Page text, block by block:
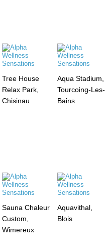
Tree House
Relax Park,
Chisinau
Aqua Stadium,
Tourcoing-Les-
Bains
Sauna Chaleur
Custom,
Wimereux
Aquavithal,
Blois